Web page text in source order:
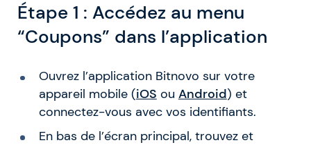
Étape 1 : Accédez au menu
“Coupons” dans l’application
Ouvrez l’application Bitnovo sur votre
appareil mobile (iOS ou Android) et
connectez-vous avec vos identifiants.
En bas de l’écran principal, trouvez et